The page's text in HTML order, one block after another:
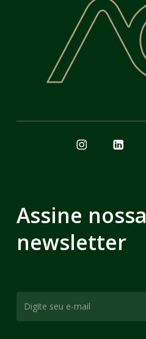
Assine nossa
newsletter